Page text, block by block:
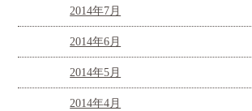
2014年7月
2014年6月
2014年5月
2014年4月